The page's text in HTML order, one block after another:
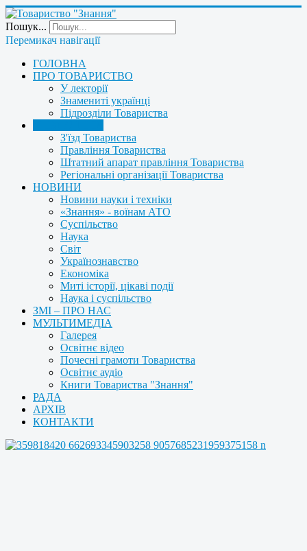
Пошук...
Перемикач навігації
ГОЛОВНА
ПРО ТОВАРИСТВО
У лекторії
Знамениті українці
Підрозділи Товариства
З'їзд Товариства
Правління Товариства
Штатний апарат правління Товариства
Регіональні організації Товариства
НОВИНИ
Новини науки і техніки
«Знання» - воїнам АТО
Суспільство
Наука
Світ
Українознавство
Економіка
Миті історії, цікаві події
Наука і суспільство
ЗМІ – ПРО НАС
МУЛЬТИМЕДІА
Галерея
Освітнє відео
Почесні грамоти Товариства
Освітнє аудіо
Книги Товариства "Знання"
РАДА
АРХІВ
КОНТАКТИ